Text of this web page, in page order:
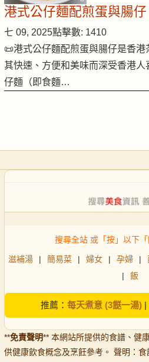
港式公仔麵配煎蛋與腸仔
七 09, 2025點擊數: 1410
📜港式公仔麵配煎蛋與腸仔是香
其快速、方便和美味而深受香港
仔麵（即食麵…
搜尋全站 或「按」以下
滋補湯 | 簡易菜 | 婦女 | 孕婦 |
|
飯
推薦： 每天煮意 (3餸一湯)|
**免責聲明** 本網站所提供的食譜、健
供健康飲食概念及烹飪參考。 聲明：